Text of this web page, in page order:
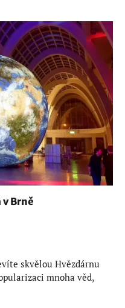
Brně
skvělou Hvězdárnu
mnoha věd,